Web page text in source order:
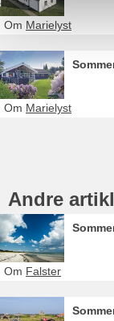
Om Marielyst
Om Marielyst
Andre
Om Falster